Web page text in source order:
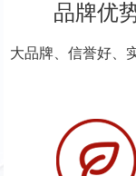
品牌优
大品牌、信誉好、